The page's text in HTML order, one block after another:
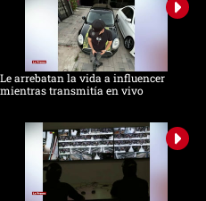
Le arrebatan la vida a influencer
mientras transmitía en vivo